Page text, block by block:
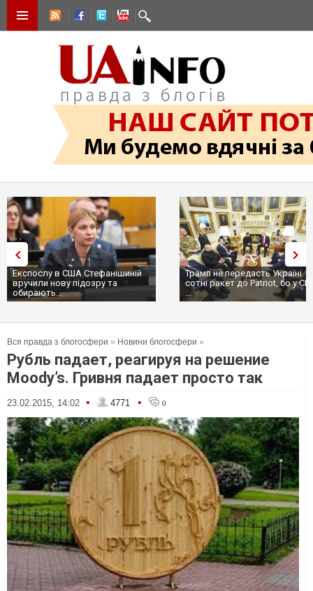
Експослу в США Стефанішиній
вручили нову підозру та
обирають...
Трамп не передасть Україні
сотні ракет до Patriot, бо у
...
Вся правда з блогосфери » Новини блогосфери »
Рубль падает, реагируя на решение
Moody’s. Гривня падает просто так
23.02.2015, 14:02 • 4771 • 0